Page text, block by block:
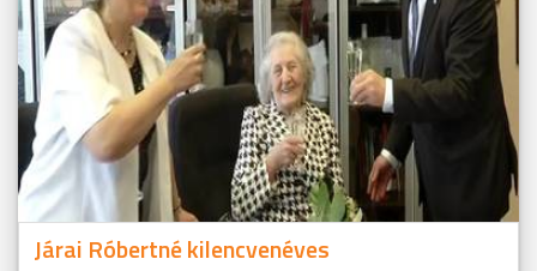
Járai Róbertné kilencvenéves